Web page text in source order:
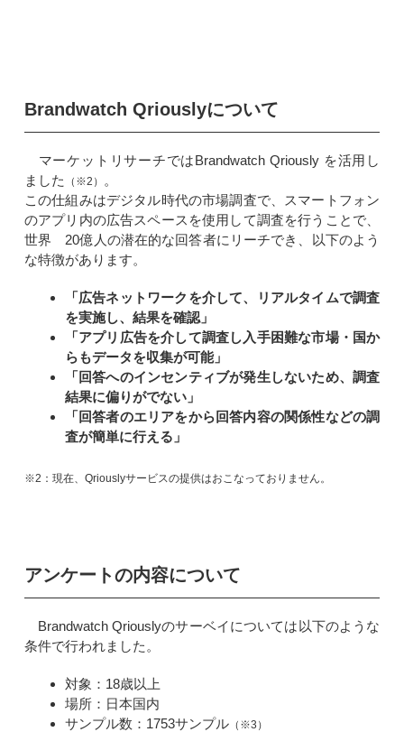
Brandwatch Qriouslyについて
マーケットリサーチではBrandwatch Qriously を活用し
ました
（※2）
。
この仕組みはデジタル時代の市場調査で、スマートフォン
のアプリ内の広告スペースを使用して調査を行うことで、
世界 20億人の潜在的な回答者にリーチでき、以下のよう
な特徴があります。
「広告ネットワークを介して、リアルタイムで調査
を実施し、結果を確認」
「アプリ広告を介して調査し入手困難な市場・国か
らもデータを収集が可能」
「回答へのインセンティブが発生しないため、調査
結果に偏りがでない」
「回答者のエリアをから回答内容の関係性などの調
査が簡単に行える」
※2：現在、Qriouslyサービスの提供はおこなっておりません。
アンケートの内容について
Brandwatch Qriouslyのサーベイについては以下のような
条件で行われました。
対象：18歳以上
場所：日本国内
サンプル数：1753サンプル（※3）